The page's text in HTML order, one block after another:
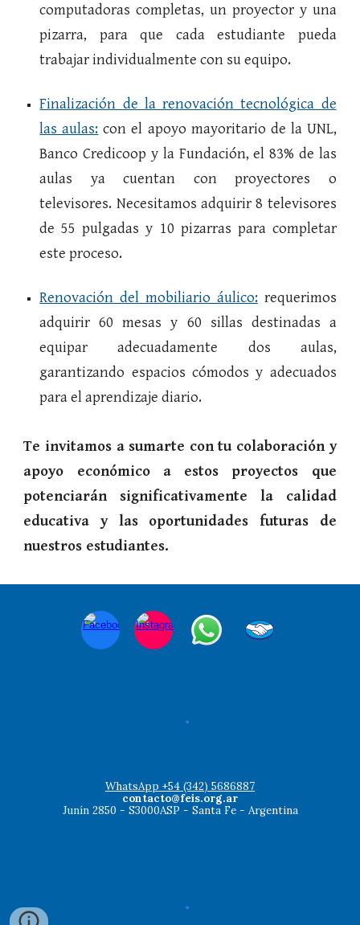
computadoras completas, un proyector y una
pizarra, para que cada estudiante pueda
trabajar individualmente con su equipo.
Finalización de la renovación tecnológica de
las aulas: con el apoyo mayoritario de la UNL,
Banco Credicoop y la Fundación, el 83% de las
aulas ya cuentan con proyectores o
televisores. Necesitamos adquirir 8 televisores
de 55 pulgadas y 10 pizarras para completar
este proceso.
Renovación del mobiliario áulico:requerimos
adquirir 60 mesas y 60 sillas destinadas a
equipar adecuadamente dos aulas,
garantizando espacios cómodos y adecuados
para el aprendizaje diario.
Te invitamos a sumarte con tu colaboración y
apoyo económico a estos proyectos que
potenciarán significativamente la calidad
educativa y las oportunidades futuras de
nuestros estudiantes.
WhatsApp +54 (342) 5686887
contacto@feis.org.ar
Junín 2850 - S3000ASP - Santa Fe - Argentina